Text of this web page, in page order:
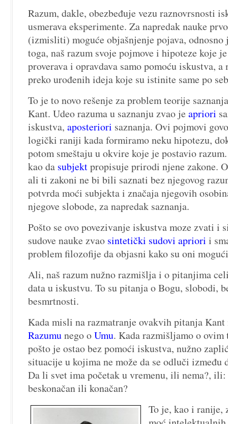
Razum, dakle, obezbeđuje vezu raznovrsnosti
usmerava eksperimente. Za napredak nauke
(izmisliti) moguće objašnjenje pojava, odnosno
toga, naš razum svoje pojmove i hipoteze koje
proverava i opravdava samo pomoću iskustva,
preko urođenih ideja koje su istinite same po
To je to novo rešenje za problem teorije
Kant. Udeo razuma u saznanju zvao je apriori
iskustva, aposteriori saznanja. Ovi pojmovi
logički raniji kada formiramo neku hipotezu,
potom smeštaju u okvire koje je postavio
kao da subjektpropisuje prirodi njene zakone.
ali ti zakoni ne bi bili saznati bez njegovog
potvrda moći subjekta i značaja njegovih
njegove slobode, za napredak saznanja.
Pošto se ovo povezivanje iskustva moze zvati i
sudove nauke zvao sintetički sudovi apriori i
problem filozofije da objasni kako su oni
Ali, naš razum nužno razmišlja i o pitanjima
data u iskustvu. To su pitanja o Bogu, slobodi,
besmrtnosti.
Kada misli na razmatranje ovakvih pitanja Kant
Razumunego oUmu. Kada razmišljamo o ovim
pošto je ostao bez pomoći iskustva, nužno
situacije u kojima ne može da se odluči između
Da li svet ima početak u vremenu, ili nema?,
beskonačan ili konačan?
To je, kao i ranije,